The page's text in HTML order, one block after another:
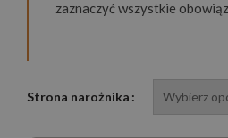
zaznaczyć wszystkie
Strona narożnika